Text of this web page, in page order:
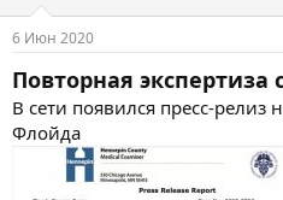
6 Июн 2020
Повторная
В сети появился пресс-релиз
Флойда